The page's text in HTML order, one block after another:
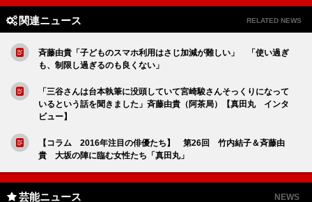
関連ニュース RELATED NEWS
斉藤由貴「子どものスマホ利用はさじ加減が難しい」 「使い過ぎ
も、制限し過ぎるのも良くない」
「三谷さんは台本執筆に没頭していて宮崎駿さんそっくりになって
いるという話を聞きました」斉藤由貴（阿茶局）【真田丸 インタ
ビュー】
【コラム 2016年注目の俳優たち】 第26回 竹内結子＆斉藤由
貴 大坂の陣に臨む女性たち「真田丸」
芸能ニュース NEWS